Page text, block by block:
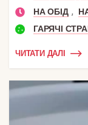
НА ОБІД ,
ГАРЯЧІ
ЧИТАТИ ДАЛІ